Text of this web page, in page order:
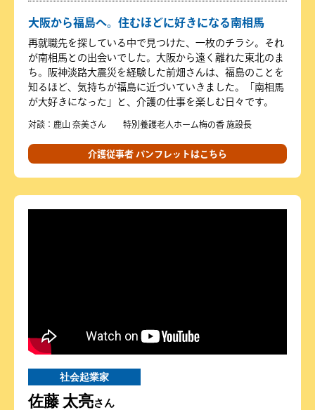
大阪から福島へ。住むほどに好きになる南相馬
再就職先を探している中で見つけた、一枚のチラシ。それ
が南相馬との出会いでした。大阪から遠く離れた東北のま
ち。阪神淡路大震災を経験した前畑さんは、福島のことを
知るほど、気持ちが福島に近づいていきました。「南相馬
が大好きになった」と、介護の仕事を楽しむ日々です。
対談：鹿山 奈美さん 特別養護老人ホーム梅の香 施設長
介護従事者 パンフレットはこちら
社会起業家
佐藤 太亮さん